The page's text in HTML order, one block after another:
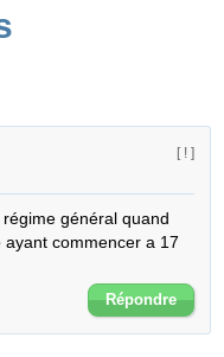
[ ! ]
général quand
commencer a 17
Répondre